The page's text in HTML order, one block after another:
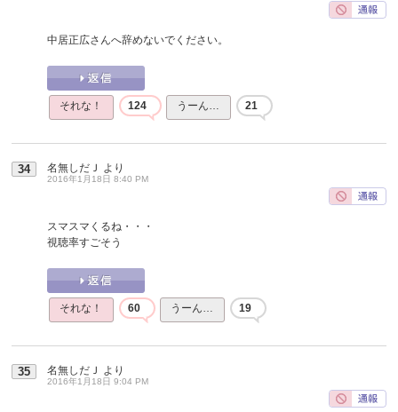
中居正広さんへ辞めないでください。
それな！ 124 うーん… 21
34 名無しだＪ より
2016年1月18日 8:40 PM
スマスマくるね・・・
視聴率すごそう
それな！ 60 うーん… 19
35 名無しだＪ より
2016年1月18日 9:04 PM